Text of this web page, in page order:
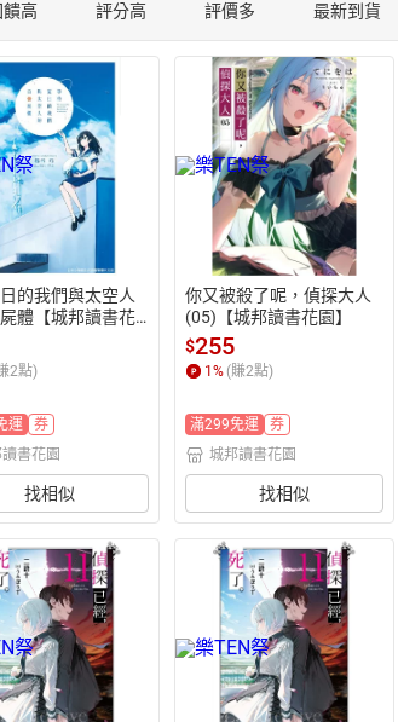
饋高 評分高 評價多 最新到貨
的我們與太空人
體【城邦讀書花
2點)
運
券
書花園
找相似
你又被殺了呢，偵探大人
(05)【城邦讀書花園】
$255
1% (賺2點)
滿299免運
券
城邦讀書花園
找相似